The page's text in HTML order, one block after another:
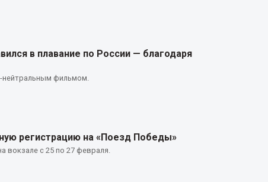
в плавание по России — благодаря
нейтральным фильмом.
регистрацию на «Поезд Победы»
вокзале с 25 по 27 февраля.